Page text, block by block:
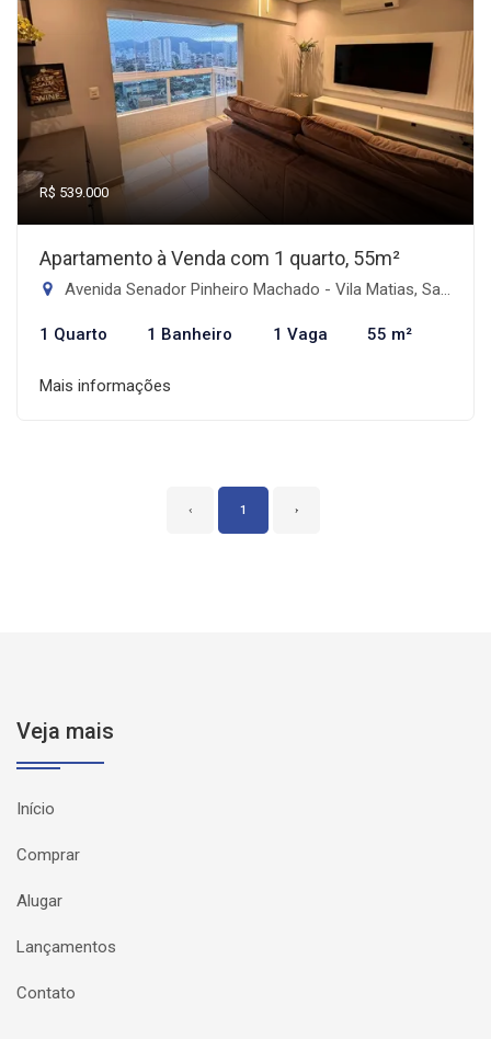
R$ 539.000
Apartamento à Venda com 1 quarto, 55m²
Avenida Senador Pinheiro Machado - Vila Matias, Santos-SP
1 Quarto 1 Banheiro 1 Vaga 55 m²
Mais informações
‹ 1 ›
Veja mais
Início
Comprar
Alugar
Lançamentos
Contato